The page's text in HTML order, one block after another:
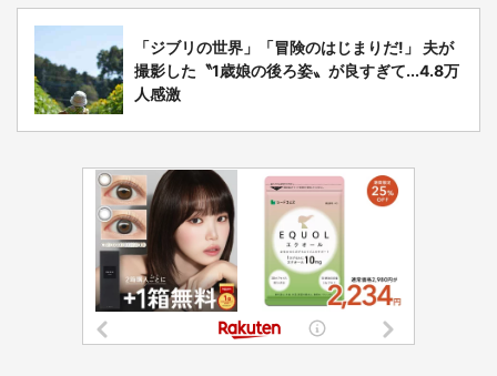
「ジブリの世界」「冒険のはじまりだ!」 夫が
撮影した〝1歳娘の後ろ姿〟が良すぎて...4.8万
人感激